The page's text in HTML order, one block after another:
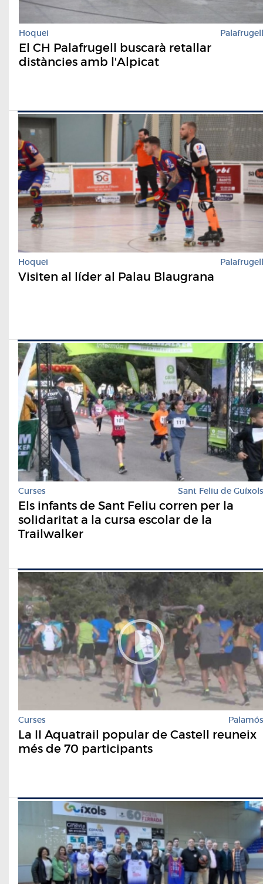
Hoquei Palafrugell
El CH Palafrugell buscarà retallar
distàncies amb l'Alpicat
Hoquei Palafrugell
Visiten al líder al Palau Blaugrana
Curses Sant Feliu de Guíxols
Els infants de Sant Feliu corren per la
solidaritat a la cursa escolar de la
Trailwalker
Curses Palamós
La II Aquatrail popular de Castell reuneix
més de 70 participants